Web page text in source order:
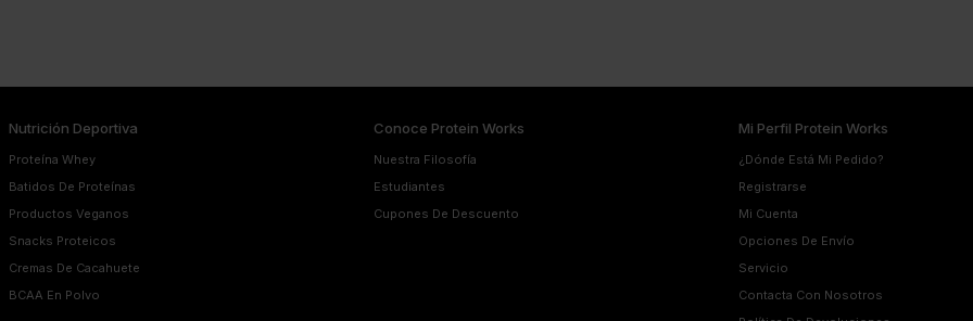
Nutrición Deportiva
Proteína Whey
Batidos De Proteínas
Productos Veganos
Snacks Proteicos
Cremas De Cacahuete
BCAA En Polvo
Conoce Protein Works
Nuestra Filosofía
Estudiantes
Cupones De Descuento
Mi Perfil Protein Works
¿Dónde Está Mi Pedido?
Registrarse
Mi Cuenta
Opciones De Envío
Servicio
Contacta Con Nosotros